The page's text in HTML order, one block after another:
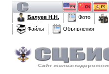
Балуев Н.Н.
Фото
Файлы
Объявления